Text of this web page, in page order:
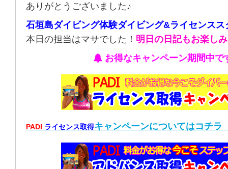
ありがとうございました♪
石垣島ダイビング体験ダイビング&ライセンスス
本日の担当はマサでした！ 明日の日記もお楽し
お得なキャンペーン期間中で
PADI ライセンス取得キャンペーンについてはコチラ